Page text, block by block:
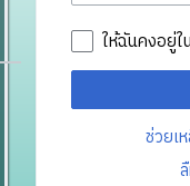
ให้ฉันคงอยู่
ช่วยเ